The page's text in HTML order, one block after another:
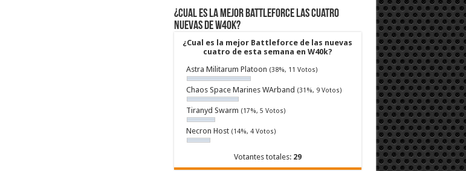
¿Cual es la mejor Battleforce las cuatro
nuevas de W40k?
¿Cual es la mejor Battleforce de las nuevas
cuatro de esta semana en W40k?
Astra Militarum Platoon (38%, 11 Votos)
Chaos Space Marines WArband (31%, 9 Votos)
Tiranyd Swarm (17%, 5 Votos)
Necron Host (14%, 4 Votos)
Votantes totales: 29